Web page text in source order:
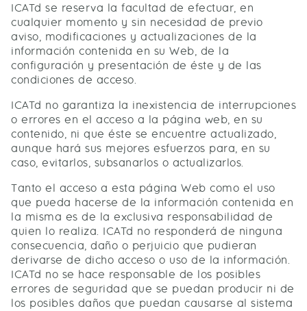
ICATd se reserva la facultad de efectuar, en
cualquier momento y sin necesidad de previo
aviso, modificaciones y actualizaciones de la
información contenida en su Web, de la
configuración y presentación de éste y de las
condiciones de acceso.
ICATd no garantiza la inexistencia de interrupciones
o errores en el acceso a la página web, en su
contenido, ni que éste se encuentre actualizado,
aunque hará sus mejores esfuerzos para, en su
caso, evitarlos, subsanarlos o actualizarlos.
Tanto el acceso a esta página Web como el uso
que pueda hacerse de la información contenida en
la misma es de la exclusiva responsabilidad de
quien lo realiza. ICATd no responderá de ninguna
consecuencia, daño o perjuicio que pudieran
derivarse de dicho acceso o uso de la información.
ICATd no se hace responsable de los posibles
errores de seguridad que se puedan producir ni de
los posibles daños que puedan causarse al sistema